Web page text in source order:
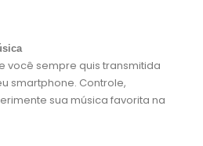
você sempre quis transmitida
smartphone. Controle,
sua música favorita na